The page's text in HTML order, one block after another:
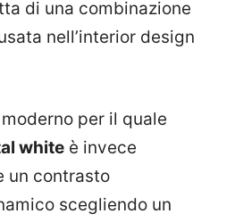
di una combinazione
nell’interior design
per il quale
white è invece
un contrasto
scegliendo un